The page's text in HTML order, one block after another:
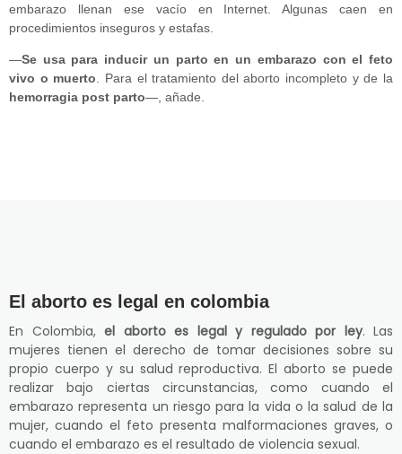
embarazo llenan ese vacío en Internet. Algunas caen en
procedimientos inseguros y estafas.
—Se usa para inducir un parto en un embarazo con el feto
vivo o muerto . Para el tratamiento del aborto incompleto y de la
hemorragia post parto—, añade.
El aborto es legal en colombia
En Colombia, el aborto es legal y regulado por ley. Las
mujeres tienen el derecho de tomar decisiones sobre su
propio cuerpo y su salud reproductiva. El aborto se puede
realizar bajo ciertas circunstancias, como cuando el
embarazo representa un riesgo para la vida o la salud de la
mujer, cuando el feto presenta malformaciones graves, o
cuando el embarazo es el resultado de violencia sexual.